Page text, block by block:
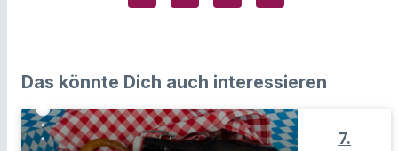
Das könnte Dich auch interessieren
7.